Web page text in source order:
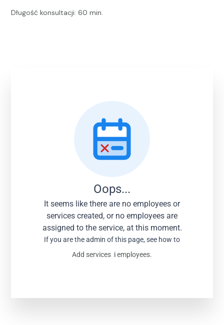
Długość konsultacji: 60 min.
Oops...
It seems like there are no employees or
services created, or no employees are
assigned to the service, at this moment.
If you are the admin of this page, see how to
Add services iemployees.